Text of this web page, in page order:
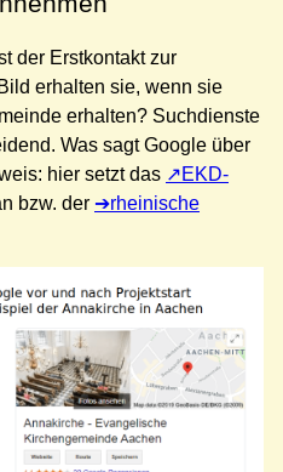
der Erstkontakt zur
erhalten sie, wenn sie
erhalten? Suchdienste
Was sagt Google über
hier setzt das
EKD-
bzw. der
rheinische